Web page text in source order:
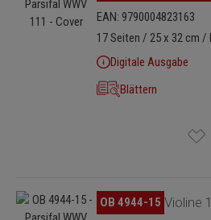
EAN: 9790004823163
17 Seiten / 25 x 32 cm /
Digitale Ausgabe
Blättern
Bildergalerie überspringen
OB 4944-15 Violine 1